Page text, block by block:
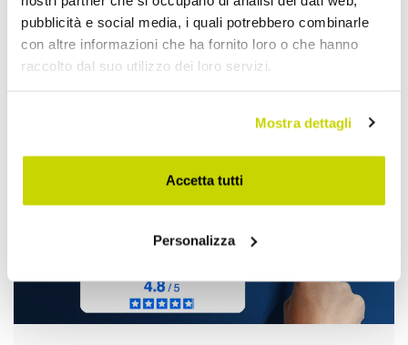
pubblicità e social media, i quali potrebbero combinarle
con altre informazioni che ha fornito loro o che hanno
raccolto dal suo utilizzo dei loro servizi.
Mostra dettagli
Accetta tutti
Personalizza
Nur für kurze Zeit! Jetzt
zugreifen!